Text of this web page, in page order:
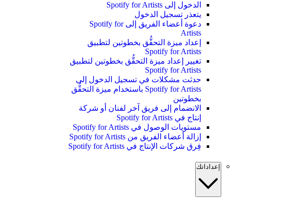
الدخول إلى Spotify for Artists
يتعذر تسجيل الدخول
دعوة أعضاء الفريق إلى Spotify for
Artists
إعداد ميزة التحقُّق بخطوتين لتطبيق
Spotify for Artists
تغيير إعداد ميزة التحقُّق بخطوتين لتطبيق
Spotify for Artists
حدثت مشكلات في تسجيل الدخول إلى
Spotify for Artists باستخدام ميزة التحقُّق
بخطوتين
الانضمام إلى فريق آخر لفنان أو شركة
إنتاج في Spotify for Artists
مستويات الوصول في Spotify for Artists
إزالة أعضاء الفريق من Spotify for Artists
فِرق شركات الإنتاج في Spotify for Artists
إعداداتك